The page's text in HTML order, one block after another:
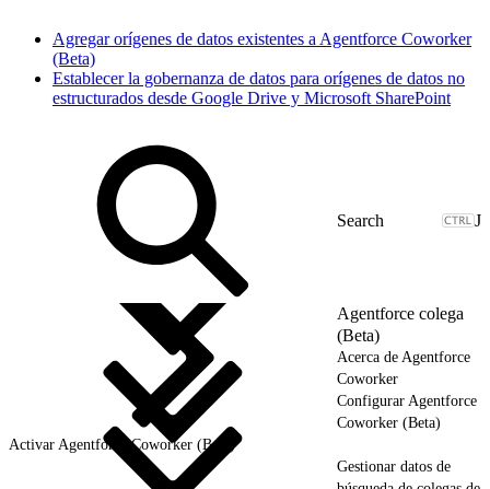
Agregar orígenes de datos existentes a Agentforce Coworker
(Beta)
Establecer la gobernanza de datos para orígenes de datos no
estructurados desde Google Drive y Microsoft SharePoint
J
Agentforce colega
(Beta)
Acerca de Agentforce
Coworker
Configurar Agentforce
Coworker (Beta)
Activar Agentforce Coworker (Beta)
Gestionar datos de